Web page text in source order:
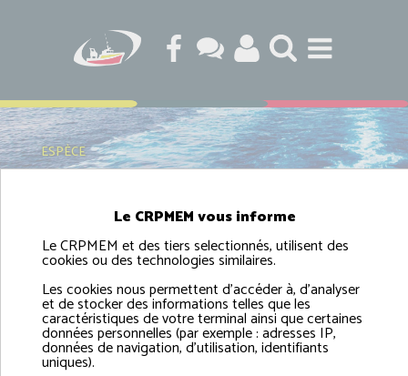
ESPÈCE
Le Bar
Retrouvez toutes les informations sur le bar (Dicentrarchus
labrax) en cliquant sur ce lien :https://tinyurl.com/3hpcv2r3
Le CRPMEM vous informe
Le CRPMEM et des tiers selectionnés, utilisent des
cookies ou des technologies similaires.
Les cookies nous permettent d'accéder à, d'analyser
et de stocker des informations telles que les
caractéristiques de votre terminal ainsi que certaines
données personnelles (par exemple : adresses IP,
données de navigation, d'utilisation, identifiants
uniques).